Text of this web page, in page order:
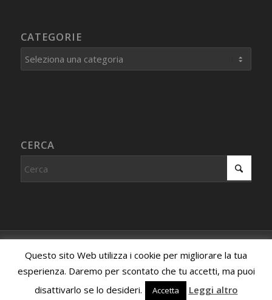
CATEGORIE
Categorie
CERCA
- Associazione riconosciuta, iscritta al registro dell'associazionismo
della Provincia di Milano sezione di Promozione Sociale con Decreto
n. 458 del 2013.
Questo sito Web utilizza i cookie per migliorare la tua
esperienza. Daremo per scontato che tu accetti, ma puoi
disattivarlo se lo desideri.
Accetta Leggi altro